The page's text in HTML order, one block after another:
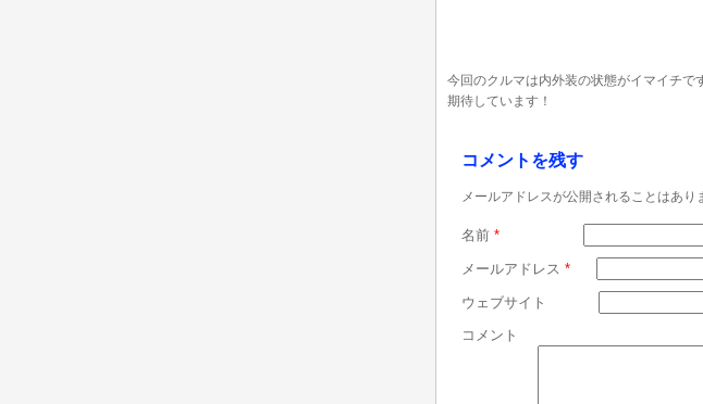
今回のクルマは内外装の状態がイマイチ
期待しています！
コメントを残す
メールアドレスが公開されることはあり
名前 *
メールアドレス *
ウェブサイト
コメント